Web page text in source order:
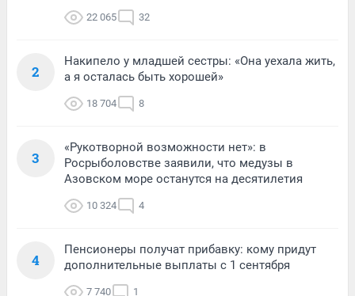
22 065 32
2
Накипело у младшей сестры: «Она уехала жить,
а я осталась быть хорошей»
18 704 8
3
«Рукотворной возможности нет»: в
Росрыболовстве заявили, что медузы в
Азовском море останутся на десятилетия
10 324 4
4
Пенсионеры получат прибавку: кому придут
дополнительные выплаты с 1 сентября
7 740 1